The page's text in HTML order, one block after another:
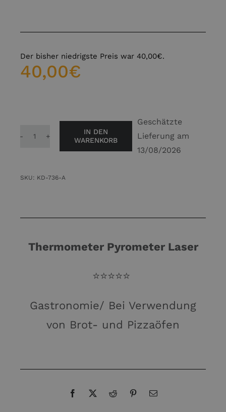
40,00€
Der bisher niedrigste Preis war 40,00€.
Thermometer
Menge
IN DEN
WARENKORB
Geschätzte
Lieferung am
13/08/2026
SKU: KD-736-A
Thermometer Pyrometer Laser
⭐️⭐️⭐️⭐️⭐️
Gastronomie/ Bei Verwendung
von Brot- und Pizzaöfen